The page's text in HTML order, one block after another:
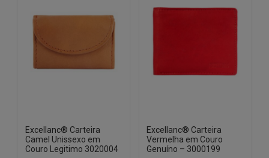
Excellanc® Carteira
Camel Unissexo em
Couro Legitimo 3020004
Excellanc® Carteira
Vermelha em Couro
Genuíno – 3000199